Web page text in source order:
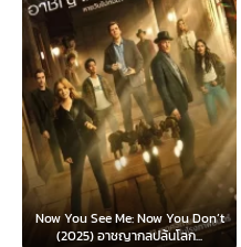
Now You See Me: Now You Don’t
(2025) อาชญากลปล้นโลก...